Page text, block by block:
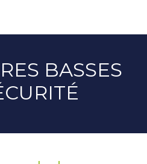
BASSES